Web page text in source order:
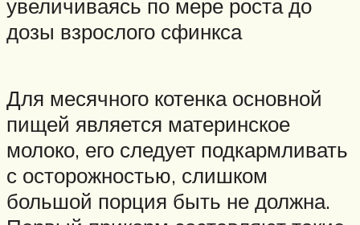
увеличиваясь по мере роста до
дозы взрослого сфинкса
Для месячного котенка основной
пищей является материнское
молоко, его следует подкармливать
с осторожностью, слишком
большой порция быть не должна.